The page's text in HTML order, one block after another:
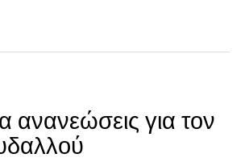
για τον